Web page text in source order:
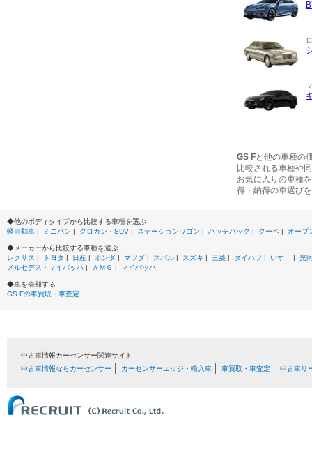
GS Fと他の車種の
比較される車種や
お気に入りの車種
得・納得の車選び
◆他のボディタイプから比較する車種を選ぶ
軽自動車 | ミニバン | クロカン・SUV | ステーションワゴン | ハッチバック | クーペ | オープ
◆メーカーから比較する車種を選ぶ
レクサス | トヨタ | 日産 | ホンダ | マツダ | スバル | スズキ | 三菱 | ダイハツ | いすゞ |
光
メルセデス・マイバッハ | ＡＭＧ | マイバッハ
◆車を売却する
GS Fの車買取・車査定
中古車情報カーセンサー関連サイト
中古車情報ならカーセンサー
カーセンサーエッジ・輸入車 車買取・車査定 中古車リ